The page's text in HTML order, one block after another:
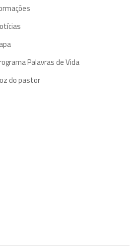
Palavras de Vida
do pastor